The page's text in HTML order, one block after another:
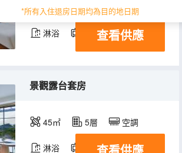
*所有入住退房日期均為目的地日期
28㎡ 2-3層 空調
淋浴 電視機
查看供應
景觀露台套房
45㎡ 5層 空調
淋浴 電視機